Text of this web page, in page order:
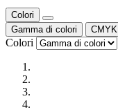
Colori
Gamma di colori
CMYK
Colori